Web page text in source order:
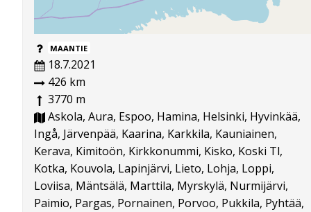
MAANTIE
18.7.2021
426 km
3770 m
Askola, Aura, Espoo, Hamina, Helsinki, Hyvinkää,
Ingå, Järvenpää, Kaarina, Karkkila, Kauniainen,
Kerava, Kimitoön, Kirkkonummi, Kisko, Koski Tl,
Kotka, Kouvola, Lapinjärvi, Lieto, Lohja, Loppi,
Loviisa, Mäntsälä, Marttila, Myrskylä, Nurmijärvi,
Paimio, Pargas, Pornainen, Porvoo, Pukkila, Pyhtää,